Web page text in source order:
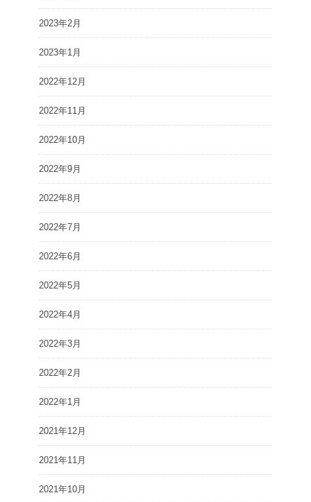
2023年2月
2023年1月
2022年12月
2022年11月
2022年10月
2022年9月
2022年8月
2022年7月
2022年6月
2022年5月
2022年4月
2022年3月
2022年2月
2022年1月
2021年12月
2021年11月
2021年10月